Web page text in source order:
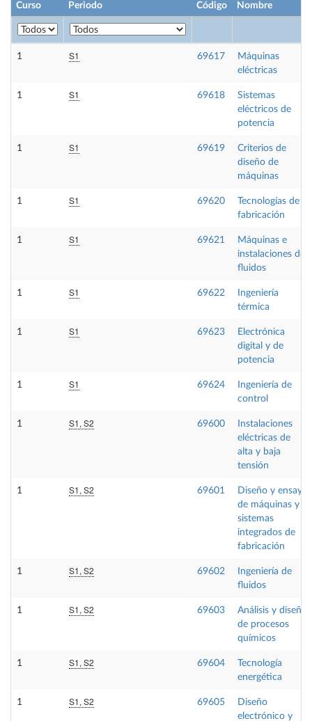
Curso Periodo Código Nombre
1 S1 69617
Máquinas
eléctricas
1 S1 69618
Sistemas
eléctricos de
potencia
1 S1 69619
Criterios de
diseño de
máquinas
1 S1 69620
Tecnologías de
fabricación
1 S1 69621
Máquinas e
instalaciones de
fluidos
1 S1 69622
Ingeniería
térmica
1 S1 69623
Electrónica
digital y de
potencia
1 S1 69624
Ingeniería de
control
1 S1, S2 69600
Instalaciones
eléctricas de
alta y baja
tensión
1 S1, S2 69601
Diseño y ensayo
de máquinas y
sistemas
integrados de
fabricación
1 S1, S2 69602
Ingeniería de
fluidos
1 S1, S2 69603
Análisis y diseño
de procesos
químicos
1 S1, S2 69604
Tecnología
energética
1 S1, S2 69605
Diseño
electrónico y